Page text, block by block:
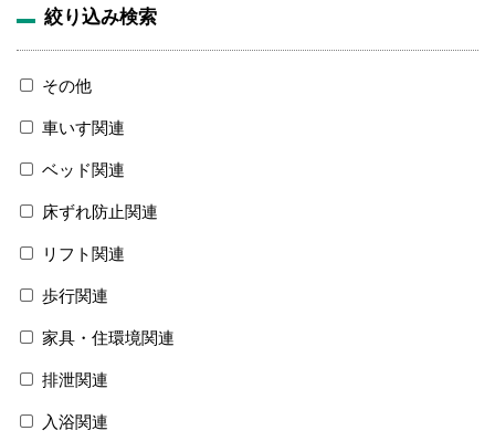
絞り込み検索
その他
車いす関連
ベッド関連
床ずれ防止関連
リフト関連
歩行関連
家具・住環境関連
排泄関連
入浴関連